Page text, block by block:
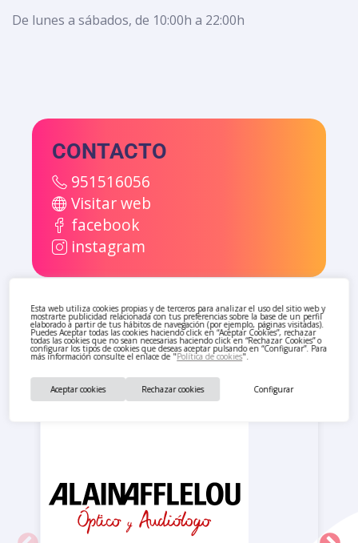
Esta web utiliza cookies propias y de terceros para analizar el uso del sitio web y
mostrarte publicidad relacionada con tus preferencias sobre la base de un perfil
elaborado a partir de tus hábitos de navegación (por ejemplo, páginas visitadas).
Puedes Aceptar todas las cookies haciendo click en “Aceptar Cookies”, rechazar
todas las cookies que no sean necesarias haciendo click en “Rechazar Cookies” o
configurar los tipos de cookies que deseas aceptar pulsando en “Configurar”. Para
más información consulte el enlace de "Política de cookies".
Configurar
Rechazar cookies
Aceptar cookies
De lunes a sábados, de 10:00h a 22:00h
CONTACTO
951516056
Visitar web
facebook
instagram
También te pueden interesar